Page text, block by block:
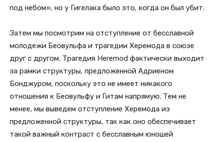
под небом», но у Гигелака было это, когда он был убит.
Затем мы посмотрим на отступление от бесславной
молодежи Беовульфа и трагедии Херемода в союзе
друг с другом. Трагедия Heremod фактически выходит
за рамки структуры, предложенной Адриеном
Бонджуром, поскольку это не имеет никакого
отношения к Беовульфу и Гитам напрямую. Тем не
менее, мы выведем отступление Херемода из
предложенной структуры, так как оно обеспечивает
такой важный контраст с бесславным юношей